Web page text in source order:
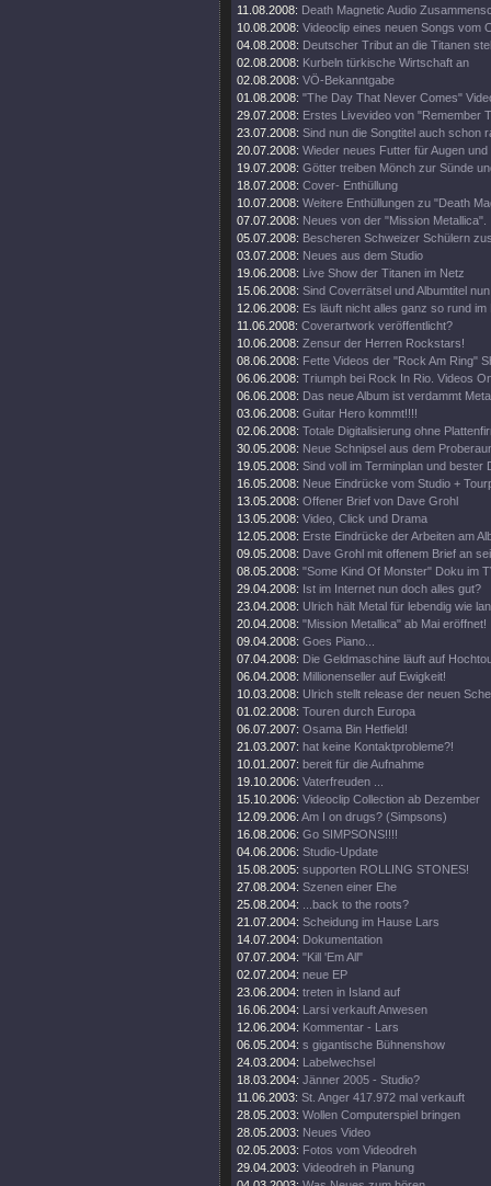
11.08.2008: Death Magnetic Audio
10.08.2008: Videoclip eines neuen Songs vom
04.08.2008: Deutscher Tribut an die Titanen
02.08.2008: Kurbeln türkische Wirtschaft an
02.08.2008: VÖ-Bekanntgabe
01.08.2008: "The Day That Never Comes"
29.07.2008: Erstes Livevideo von "Remember
23.07.2008: Sind nun die Songtitel auch schon
20.07.2008: Wieder neues Futter für Augen
19.07.2008: Götter treiben Mönch zur Sünde
18.07.2008: Cover- Enthüllung
10.07.2008: Weitere Enthüllungen zu "Death
07.07.2008: Neues von der "Mission Metallica".
05.07.2008: Bescheren Schweizer Schülern
03.07.2008: Neues aus dem Studio
19.06.2008: Live Show der Titanen im Netz
15.06.2008: Sind Coverrätsel und Albumtitel
12.06.2008: Es läuft nicht alles ganz so rund im
11.06.2008: Coverartwork veröffentlicht?
10.06.2008: Zensur der Herren Rockstars!
08.06.2008: Fette Videos der "Rock Am Ring"
06.06.2008: Triumph bei Rock In Rio. Videos
06.06.2008: Das neue Album ist verdammt
03.06.2008: Guitar Hero kommt!!!!
02.06.2008: Totale Digitalisierung ohne
30.05.2008: Neue Schnipsel aus dem
19.05.2008: Sind voll im Terminplan und bester
16.05.2008: Neue Eindrücke vom Studio +
13.05.2008: Offener Brief von Dave Grohl
13.05.2008: Video, Click und Drama
12.05.2008: Erste Eindrücke der Arbeiten am
09.05.2008: Dave Grohl mit offenem Brief an
08.05.2008: "Some Kind Of Monster" Doku im
29.04.2008: Ist im Internet nun doch alles gut?
23.04.2008: Ulrich hält Metal für lebendig wie
20.04.2008: "Mission Metallica" ab Mai eröffnet!
09.04.2008: Goes Piano...
07.04.2008: Die Geldmaschine läuft auf
06.04.2008: Millionenseller auf Ewigkeit!
10.03.2008: Ulrich stellt release der neuen
01.02.2008: Touren durch Europa
06.07.2007: Osama Bin Hetfield!
21.03.2007: hat keine Kontaktprobleme?!
10.01.2007: bereit für die Aufnahme
19.10.2006: Vaterfreuden ...
15.10.2006: Videoclip Collection ab Dezember
12.09.2006: Am I on drugs? (Simpsons)
16.08.2006: Go SIMPSONS!!!!
04.06.2006: Studio-Update
15.08.2005: supporten ROLLING STONES!
27.08.2004: Szenen einer Ehe
25.08.2004:
...back to the roots?
21.07.2004: Scheidung im Hause Lars
14.07.2004: Dokumentation
07.07.2004: "Kill 'Em All"
02.07.2004: neue EP
23.06.2004: treten in Island auf
16.06.2004: Larsi verkauft Anwesen
12.06.2004: Kommentar - Lars
06.05.2004: s gigantische Bühnenshow
24.03.2004: Labelwechsel
18.03.2004: Jänner 2005 - Studio?
11.06.2003: St. Anger 417.972 mal verkauft
28.05.2003: Wollen Computerspiel bringen
28.05.2003: Neues Video
02.05.2003: Fotos vom Videodreh
29.04.2003: Videodreh in Planung